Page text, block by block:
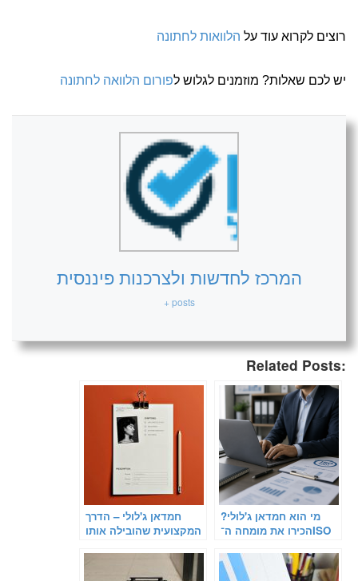
רוצים לקרוא עוד על הלוואות לחתונה
יש לכם שאלות? מוזמנים לגלוש לפורום הלוואה לחתונה
המרכז לחדשות ולצרכנות פיננסית
+ posts
Related Posts:
חמדאן ג'לולי – הדרך
המקצועית שהובילה אותו
מי הוא חמדאן ג'לולי?
הכירו את מומחה ה־ISO